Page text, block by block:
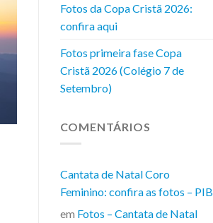
Fotos da Copa Cristã 2026:
confira aqui
Fotos primeira fase Copa
Cristã 2026 (Colégio 7 de
Setembro)
COMENTÁRIOS
Cantata de Natal Coro
Feminino: confira as fotos – PIB
em Fotos – Cantata de Natal